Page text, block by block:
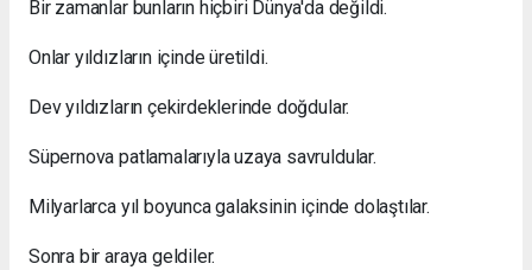
Bir zamanlar bunların hiçbiri Dünya'da değildi.
Onlar yıldızların içinde üretildi.
Dev yıldızların çekirdeklerinde doğdular.
Süpernova patlamalarıyla uzaya savruldular.
Milyarlarca yıl boyunca galaksinin içinde dolaştılar.
Sonra bir araya geldiler.